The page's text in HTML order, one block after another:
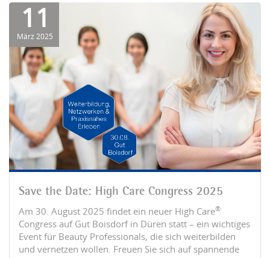
11
März 2025
Save the Date: High Care Congress 2025
Am 30. August 2025 findet ein neuer High Care®
Congress auf Gut Boisdorf in Düren statt – ein wichtiges
Event für Beauty Professionals, die sich weiterbilden
und vernetzen wollen. Freuen Sie sich auf spannende